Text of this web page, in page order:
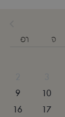
อา
จ
9
10
16
17